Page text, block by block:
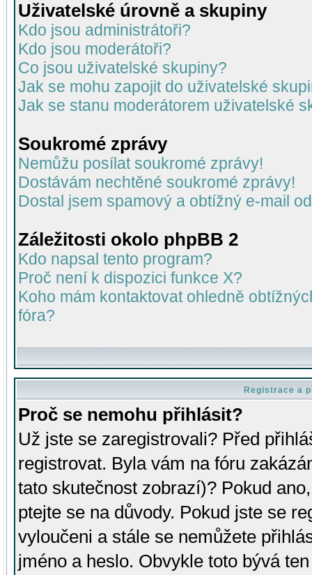
Uživatelské úrovně a skupiny
Kdo jsou administrátoři?
Kdo jsou moderátoři?
Co jsou uživatelské skupiny?
Jak se mohu zapojit do uživatelské
Jak se stanu moderátorem uživatelské
Soukromé zprávy
Nemůžu posílat soukromé zprávy!
Dostávám nechtěné soukromé zprávy!
Dostal jsem spamový a obtížný e-mail
Záležitosti okolo phpBB 2
Kdo napsal tento program?
Proč není k dispozici funkce X?
Koho mám kontaktovat ohledně
fóra?
Registrace a
Proč se nemohu přihlásit?
Už jste se zaregistrovali? Před
registrovat. Byla vám na fóru
tato skutečnost zobrazí)? Pokud
ptejte se na důvody. Pokud jste se
vyloučeni a stále se nemůžete
jméno a heslo. Obvykle toto bývá